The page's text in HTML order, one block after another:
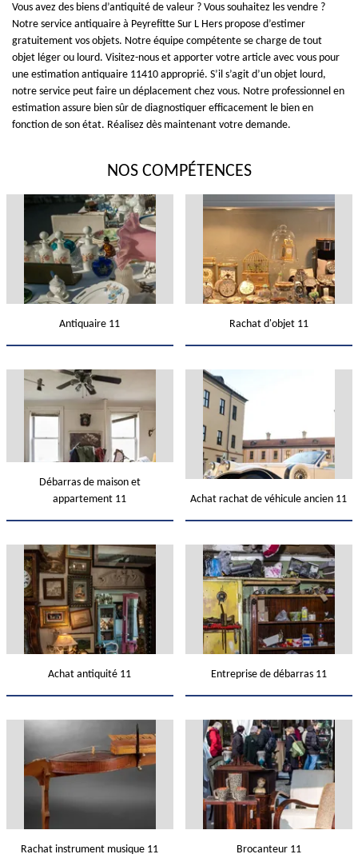
Vous avez des biens d’antiquité de valeur ? Vous souhaitez les vendre ?
Notre service antiquaire à Peyrefitte Sur L Hers propose d’estimer
gratuitement vos objets. Notre équipe compétente se charge de tout
objet léger ou lourd. Visitez-nous et apporter votre article avec vous pour
une estimation antiquaire 11410 approprié. S’il s’agit d’un objet lourd,
notre service peut faire un déplacement chez vous. Notre professionnel en
estimation assure bien sûr de diagnostiquer efficacement le bien en
fonction de son état. Réalisez dès maintenant votre demande.
NOS COMPÉTENCES
Antiquaire 11 Rachat d'objet 11
Débarras de maison et
appartement 11
Achat rachat de véhicule ancien 11
Achat antiquité 11 Entreprise de débarras 11
Rachat instrument musique 11 Brocanteur 11